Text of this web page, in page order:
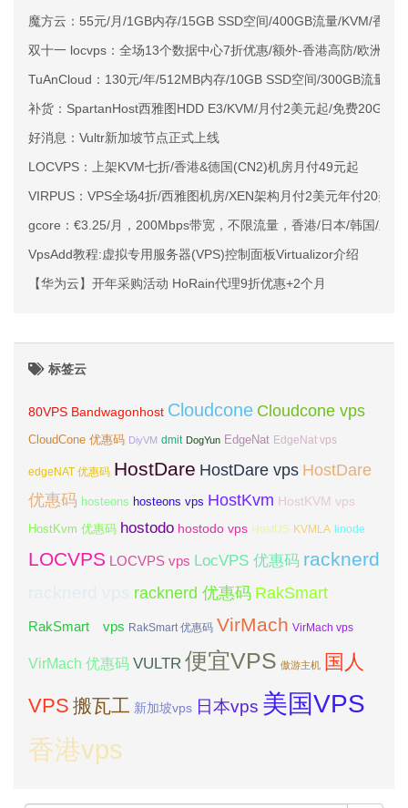
魔方云：55元/月/1GB内存/15GB SSD空间/400GB流量/KVM/香港
双十一 locvps：全场13个数据中心7折优惠/额外-香港高防/欧洲
TuAnCloud：130元/年/512MB内存/10GB SSD空间/300GB流量/
补货：SpartanHost西雅图HDD E3/KVM/月付2美元起/免费20Gbps
好消息：Vultr新加坡节点正式上线
LOCVPS：上架KVM七折/香港&德国(CN2)机房月付49元起
VIRPUS：VPS全场4折/西雅图机房/XEN架构月付2美元年付20美元
gcore：€3.25/月，200Mbps带宽，不限流量，香港/日本/韩国/新
VpsAdd教程:虚拟专用服务器(VPS)控制面板Virtualizor介绍
【华为云】开年采购活动 HoRain代理9折优惠+2个月
标签云
80VPS Bandwagonhost Cloudcone Cloudcone vps
CloudCone 优惠码 DiyVM dmit DogYun EdgeNat EdgeNat vps
edgeNAT 优惠码 HostDare HostDare vps HostDare
优惠码 hosteons hosteons vps HostKvm HostKVM vps
HostKvm 优惠码 hostodo hostodo vps HostUS KVMLA linode
LOCVPS LOCVPS vps LocVPS 优惠码 racknerd
racknerd 优惠码 RakSmart
RakSmart vps RakSmart 优惠码 VirMach VirMach vps
VirMach 优惠码 VULTR 便宜VPS 傲游主机 国人
VPS 搬瓦工 新加坡vps 日本vps 美国VPS
香港vps